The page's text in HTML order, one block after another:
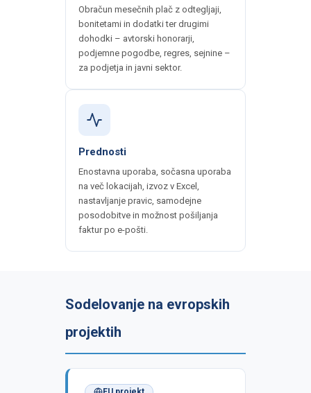
Obračun mesečnih plač z odtegljaji,
bonitetami in dodatki ter drugimi
dohodki – avtorski honorarji,
podjemne pogodbe, regres, sejnine –
za podjetja in javni sektor.
Prednosti
Enostavna uporaba, sočasna uporaba
na več lokacijah, izvoz v Excel,
nastavljanje pravic, samodejne
posodobitve in možnost pošiljanja
faktur po e-pošti.
Sodelovanje na evropskih
projektih